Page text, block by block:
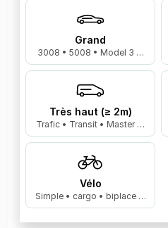
Grand
3008 • 5008 • Model 3 …
Très haut (≥ 2m)
Trafic • Transit • Master …
Vélo
Simple • cargo • biplace …